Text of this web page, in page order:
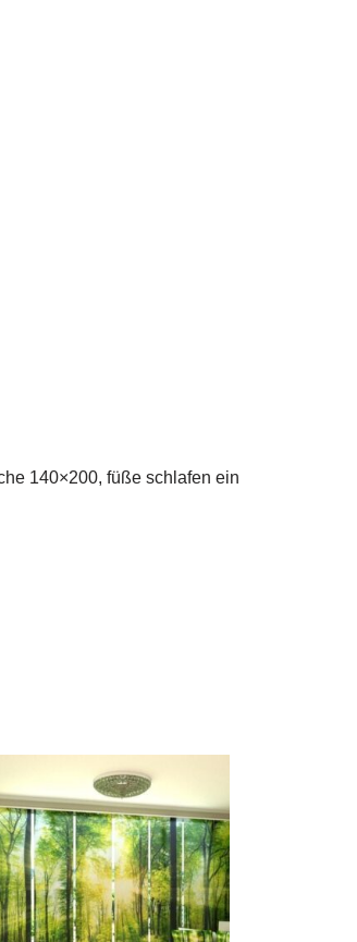
140×200, füße schlafen ein